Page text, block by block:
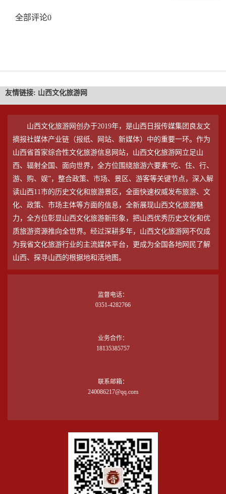
全部评论0
友情链接: 山西文化旅游网
山西文化旅游网创办于2019年，是山西日报传媒集团良友文
摘报社媒体产业链（报纸、网站、新媒体）中的重要一环。作为
山西省首家综合性文化旅游信息网站，山西文化旅游网立足山
西、辐射全国、面向世界，全方位围绕旅游六要素“吃、住、行、
游、购、娱”，整合政策、市场、景区、游客等关键节点，深入解
读山西11市的历史文化和旅游景区，全面快速权威发布旅游、文
化、政策、市场主体等方面的信息，全新展现山西文化旅游魅
力，全方位彰显山西文化旅游新形象，把山西优秀历史文化和优
质旅游资源推向全世界。经过深耕多年，山西文化旅游网不仅成
为我省文化旅游行业的主流媒体平台，更成为全国各地网民了解
山西、探寻山西的根据地和活地图。
监督电话：
0351-4282766
业务合作：
18135385757
联系邮箱：
240086217@qq.com